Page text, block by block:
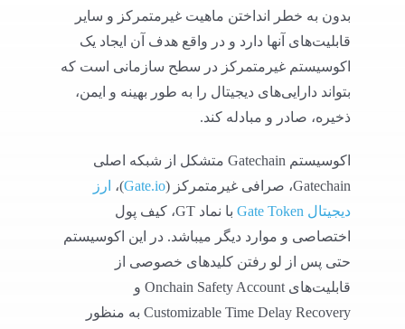
بدون به خطر انداختن ماهیت غیرمتمرکز و سایر
قابلیت‌های آنها دارد و در واقع هدف آن ایجاد یک
اکوسیستم غیرمتمرکز در سطح سازمانی است که
بتواند دارایی‌های دیجیتال را به طور بهینه و ایمن،
ذخیره، صادر و مبادله کند.
اکوسیستم Gatechain متشکل از شبکه اصلی
Gatechain، صرافی غیرمتمرکز (
Gate.io)، ارز
دیجیتال Gate Token
با نماد GT، کیف پول
اختصاصی و موارد دیگر میباشد. در این اکوسیستم
حتی پس از لو رفتن کلیدهای خصوصی از
قابلیت‌های Onchain Safety Account و
Customizable Time Delay Recovery به منظور